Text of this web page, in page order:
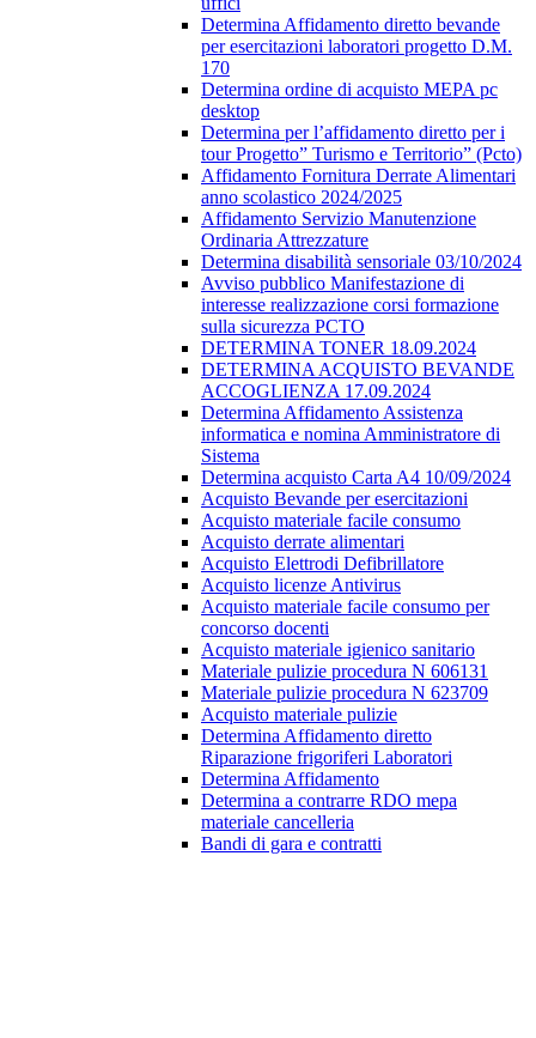
Determina Affidamento diretto bevande
per esercitazioni laboratori progetto D.M.
170
Determina ordine di acquisto MEPA pc
desktop
Determina per l’affidamento diretto per i
tour Progetto” Turismo e Territorio” (Pcto)
Affidamento Fornitura Derrate Alimentari
anno scolastico 2024/2025
Affidamento Servizio Manutenzione
Ordinaria Attrezzature
Determina disabilità sensoriale 03/10/2024
Avviso pubblico Manifestazione di
interesse realizzazione corsi formazione
sulla sicurezza PCTO
DETERMINA TONER 18.09.2024
DETERMINA ACQUISTO BEVANDE
ACCOGLIENZA 17.09.2024
Determina Affidamento Assistenza
informatica e nomina Amministratore di
Sistema
Determina acquisto Carta A4 10/09/2024
Acquisto Bevande per esercitazioni
Acquisto materiale facile consumo
Acquisto derrate alimentari
Acquisto Elettrodi Defibrillatore
Acquisto licenze Antivirus
Acquisto materiale facile consumo per
concorso docenti
Acquisto materiale igienico sanitario
Materiale pulizie procedura N 606131
Materiale pulizie procedura N 623709
Acquisto materiale pulizie
Determina Affidamento diretto
Riparazione frigoriferi Laboratori
Determina Affidamento
Determina a contrarre RDO mepa
materiale cancelleria
Bandi di gara e contratti